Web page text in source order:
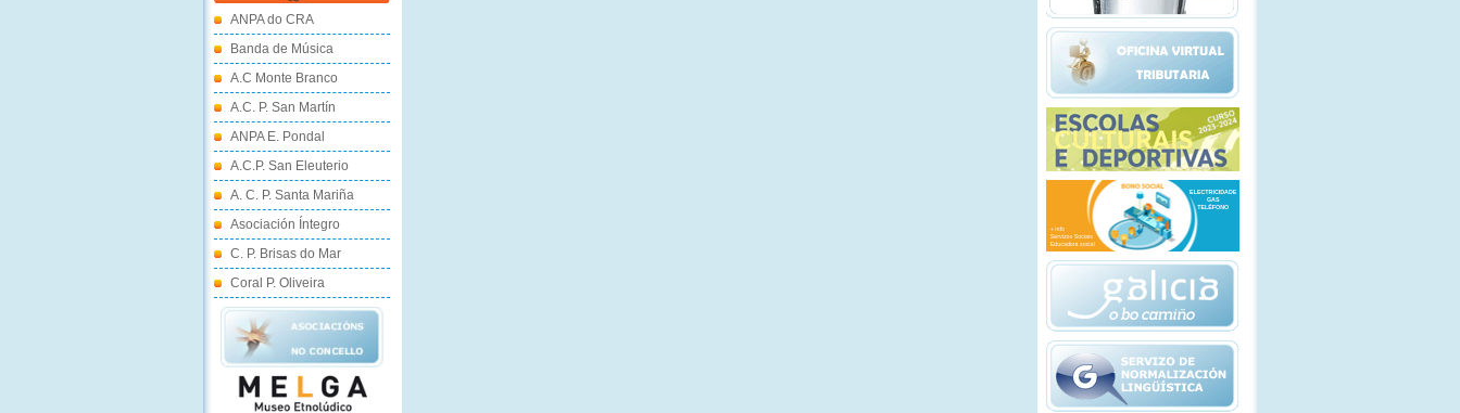
ANPA do CRA
Banda de Música
A.C Monte Branco
A.C. P. San Martín
ANPA E. Pondal
A.C.P. San Eleuterio
A. C. P. Santa Mariña
Asociación Íntegro
C. P. Brisas do Mar
Coral P. Oliveira